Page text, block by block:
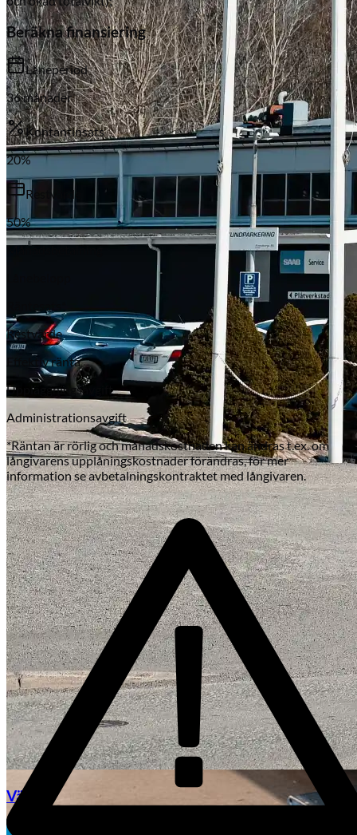
Subaru
Växjö
Beräkna finansiering
Låneperiod
36månader
Kontantinsats
20%
Restvärde
50%
Månadsbetalning
Restvärde
Effektiv ränta
Uppläggningsavgift
Administrationsavgift
*Räntan är rörlig och månadskostnaden kan ändras t.ex. om
långivarens upplåningskostnader förändras, för mer
information se avbetalningskontraktet med långivaren.